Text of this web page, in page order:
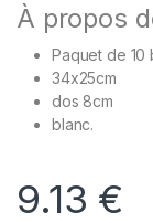
À propos
Paquet de 10
34x25cm
dos 8cm
blanc.
9.13 €